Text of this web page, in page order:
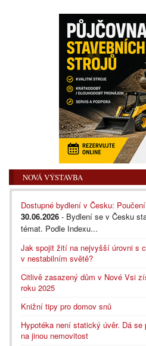
NOVÁ VÝSTAVBA
Dostupné bydlení v Česku:
30.06.2026 - Bydlení se v Česku
témat. Podle Indexu...
Jak spojit žití na nejvyšší úrovni s
v nestabilním světě?
Citlivě zasazený dům v Nové Vsi
roku 2025
Knižní tipy pro domov snů
Hypotéka není statický úvěr. Dá
na jinou nemovitost